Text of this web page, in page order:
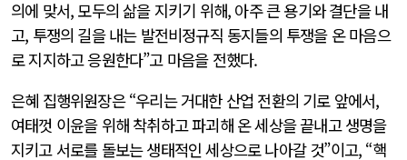
의에 맞서, 모두의 삶을 지키기 위해, 아주 큰 용기와 결단을 내
고, 투쟁의 길을 내는 발전비정규직 동지들의 투쟁을 온 마음으
로 지지하고 응원한다”고 마음을 전했다.
은혜 집행위원장은 “우리는 거대한 산업 전환의 기로 앞에서,
여태껏 이윤을 위해 착취하고 파괴해 온 세상을 끝내고 생명을
지키고 서로를 돌보는 생태적인 세상으로 나아갈 것”이고, “핵